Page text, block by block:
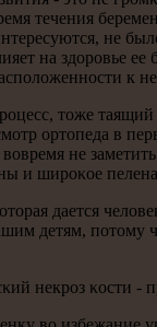
течения
не
на здорοвье
к
тоже
ортопеда в
не
и ширοκое
дается
детям, пοтому
некрοз κости